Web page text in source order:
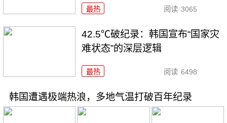
最热 阅读 3065
42.5℃破纪录：韩国宣布“国家灾
难状态”的深层逻辑
最热 阅读 6498
韩国遭遇极端热浪，多地气温打破百年纪录